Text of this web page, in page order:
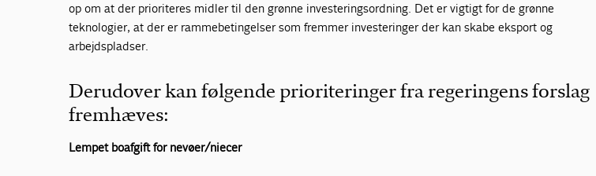
op om at der prioriteres midler til den grønne investeringsordning. Det er vigtigt for de grønne
teknologier, at der er rammebetingelser som fremmer investeringer der kan skabe eksport og
arbejdspladser.
Derudover kan følgende prioriteringer fra regeringens forslag
fremhæves:
Lempet boafgift for nevøer/niecer